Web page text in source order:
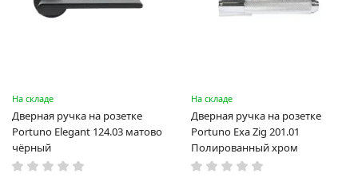
На складе
Дверная ручка на розетке
Portuno Elegant 124.03 матово
чёрный
На складе
Дверная ручка на розетке
Portuno Exa Zig 201.01
Полированный хром